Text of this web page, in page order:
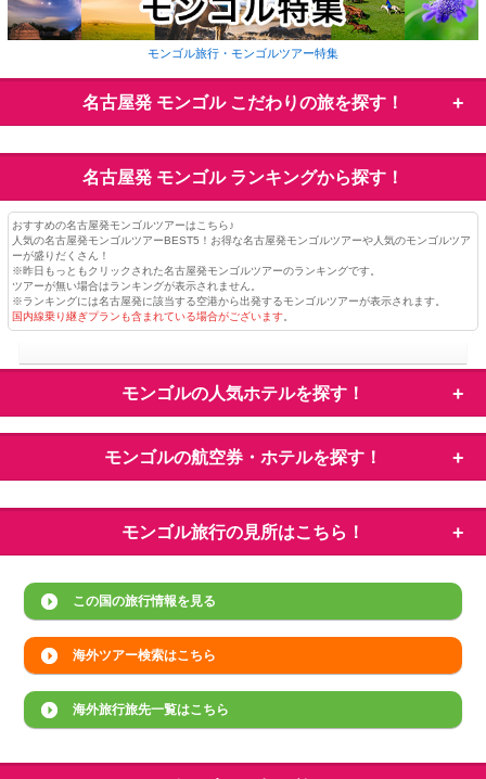
モンゴル旅行・モンゴルツアー特集
名古屋発 モンゴル こだわりの旅を探す！
名古屋発 モンゴル ランキングから探す！
おすすめの名古屋発モンゴルツアーはこちら♪
人気の名古屋発モンゴルツアーBEST5！お得な名古屋発モンゴルツアーや人気のモンゴルツア
ーが盛りだくさん！
※昨日もっともクリックされた名古屋発モンゴルツアーのランキングです。
ツアーが無い場合はランキングが表示されません。
※ランキングには名古屋発に該当する空港から出発するモンゴルツアーが表示されます。
国内線乗り継ぎプランも含まれている場合がございます
モンゴルの人気ホテルを探す！
モンゴルの航空券・ホテルを探す！
モンゴル旅行の見所はこちら！
この国の旅行情報を見る
海外ツアー検索はこちら
海外旅行旅先一覧はこちら